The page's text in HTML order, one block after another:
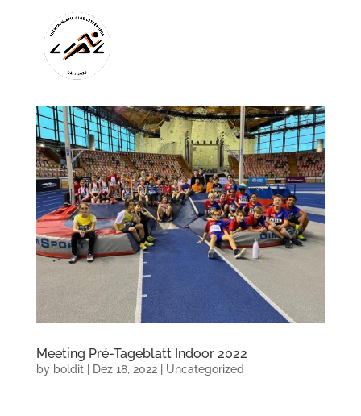
Meeting Pré-Tageblatt Indoor 2022
by boldit| Dez 18, 2022| Uncategorized